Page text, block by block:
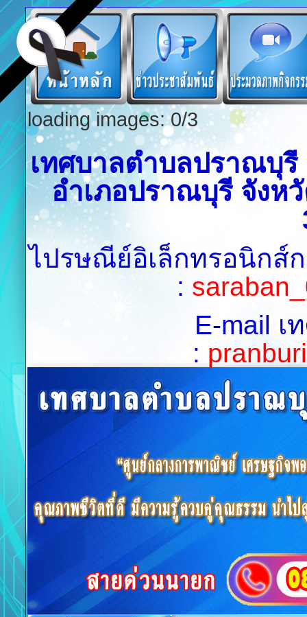
loading images: 0/3
เทศบาลตำบลปราณบุ
อำเภอปราณบุรี จังห
ไปรษณีย์อิเล็กทรอนิกส์
:
E-mail
: